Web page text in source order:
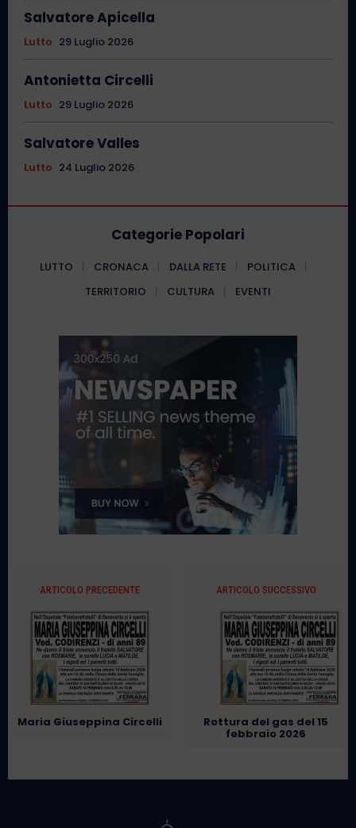
Salvatore Apicella
Lutto 29 Luglio 2026
Antonietta Circelli
Lutto 29 Luglio 2026
Salvatore Valles
Lutto 24 Luglio 2026
Categorie Popolari
LUTTO CRONACA DALLA RETE
POLITICA
TERRITORIO
CULTURA EVENTI
ARTICOLO PRECEDENTE
Maria Giuseppina Circelli
ARTICOLO SUCCESSIVO
Rottura del gas del 15
febbraio 2026